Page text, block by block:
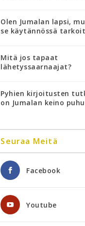
Olen Jumalan lapsi,
se käytännössä
Mitä jos tapaat
lähetyssaarnaajat?
Pyhien kirjoitusten
on Jumalan keino
Seuraa Meitä
Facebook
Youtube